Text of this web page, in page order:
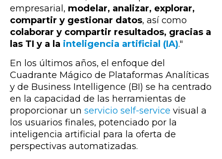
empresarial, modelar, analizar, explorar,
compartir y gestionar datos, así como
colaborar y compartir resultados, gracias a
las TI y a la inteligencia artificial (IA)."
En los últimos años, el enfoque del
Cuadrante Mágico de Plataformas Analíticas
y de Business Intelligence (BI) se ha centrado
en la capacidad de las herramientas de
proporcionar un servicio self-service visual a
los usuarios finales, potenciado por la
inteligencia artificial para la oferta de
perspectivas automatizadas.